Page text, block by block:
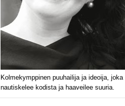
Kolmekymppinen puuhailija ja ideoija, joka
nautiskelee kodista ja haaveilee suuria.